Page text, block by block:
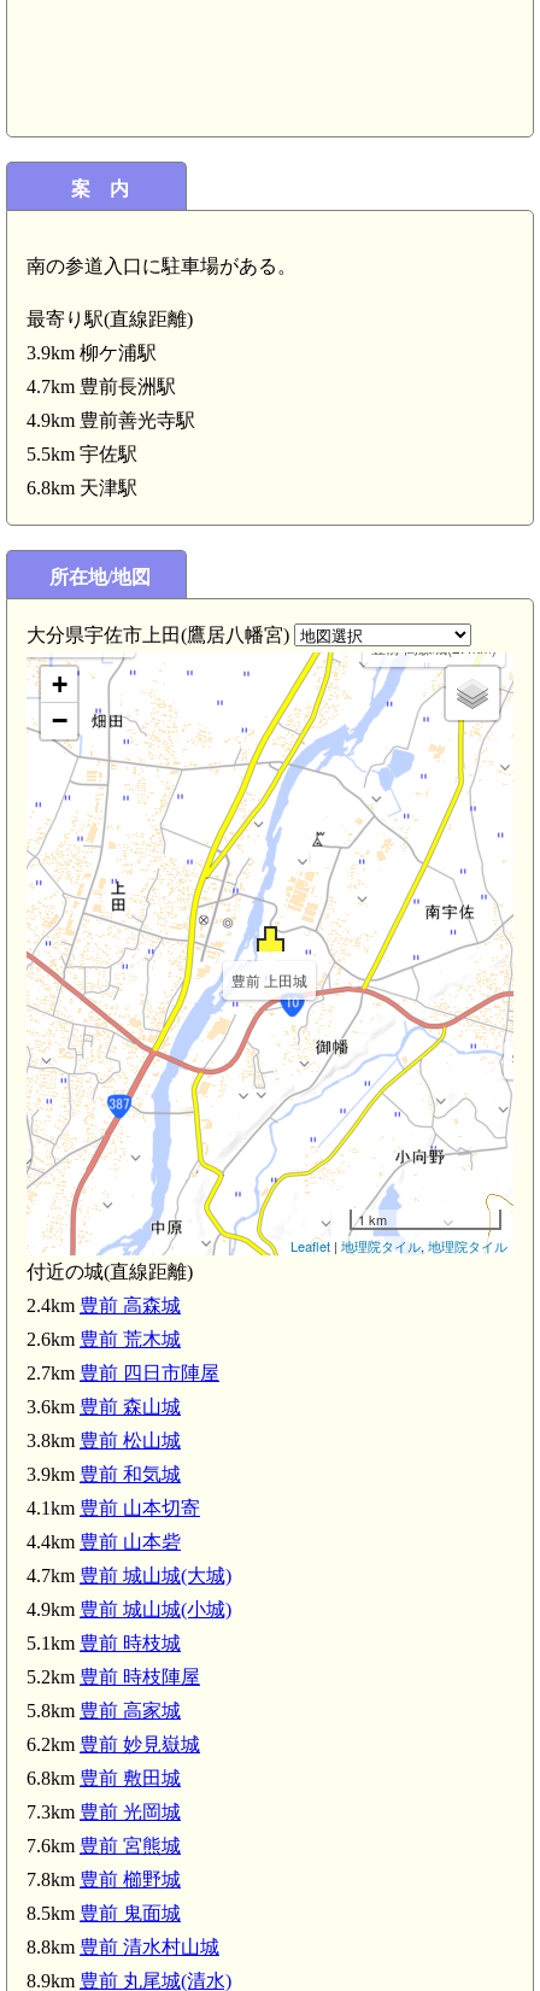
案 内
南の参道入口に駐車場がある。
最寄り駅(直線距離)
3.9km 柳ケ浦駅
4.7km 豊前長洲駅
4.9km 豊前善光寺駅
5.5km 宇佐駅
6.8km 天津駅
所在地/地図
大分県宇佐市上田(鷹居八幡宮)
宇
豊前 上田城
豊前 高森城(2.4km)
豊前 荒木城(2.6km)
+
−
1 km
Leaflet | 地理院タイル, 地理院タイル
付近の城(直線距離)
2.4km 豊前 高森城
2.6km 豊前 荒木城
2.7km 豊前 四日市陣屋
3.6km 豊前 森山城
3.8km 豊前 松山城
3.9km 豊前 和気城
4.1km 豊前 山本切寄
4.4km 豊前 山本砦
4.7km 豊前 城山城(大城)
4.9km 豊前 城山城(小城)
5.1km 豊前 時枝城
5.2km 豊前 時枝陣屋
5.8km 豊前 高家城
6.2km 豊前 妙見嶽城
6.8km 豊前 敷田城
7.3km 豊前 光岡城
7.6km 豊前 宮熊城
7.8km 豊前 櫛野城
8.5km 豊前 鬼面城
8.8km 豊前 清水村山城
8.9km 豊前 丸尾城(清水)